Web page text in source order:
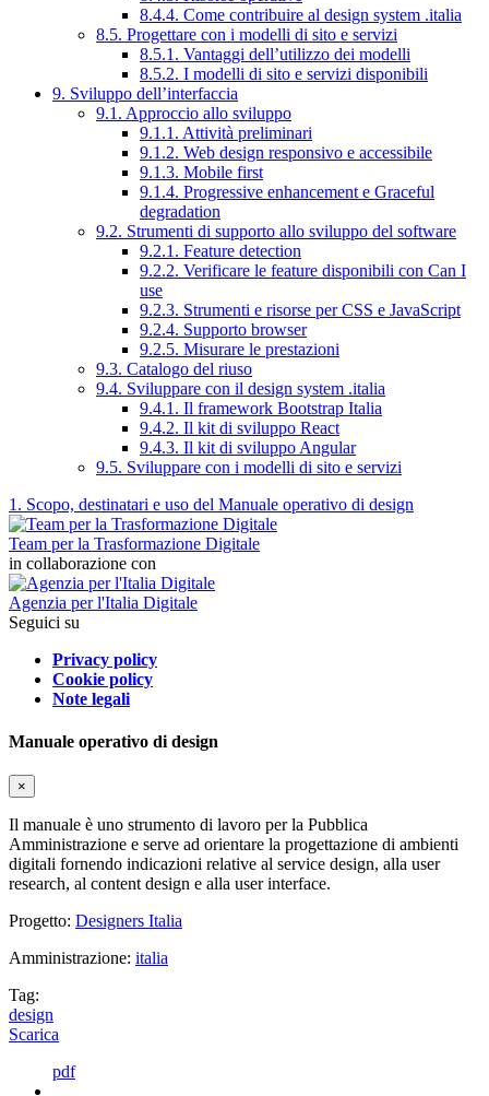
8.4.4. Come contribuire al design system .italia
8.5. Progettare con i modelli di sito e servizi
8.5.1. Vantaggi dell’utilizzo dei modelli
8.5.2. I modelli di sito e servizi disponibili
9. Sviluppo dell’interfaccia
9.1. Approccio allo sviluppo
9.1.1. Attività preliminari
9.1.2. Web design responsivo e accessibile
9.1.3. Mobile first
9.1.4. Progressive enhancement e Graceful
degradation
9.2. Strumenti di supporto allo sviluppo del software
9.2.1. Feature detection
9.2.2. Verificare le feature disponibili con Can I
use
9.2.3. Strumenti e risorse per CSS e JavaScript
9.2.4. Supporto browser
9.2.5. Misurare le prestazioni
9.3. Catalogo del riuso
9.4. Sviluppare con il design system .italia
9.4.1. Il framework Bootstrap Italia
9.4.2. Il kit di sviluppo React
9.4.3. Il kit di sviluppo Angular
9.5. Sviluppare con i modelli di sito e servizi
1. Scopo, destinatari e uso del Manuale operativo di design
Team per la Trasformazione Digitale
in collaborazione con
Agenzia per l'Italia Digitale
Seguici su
Privacy policy
Cookie policy
Note legali
Manuale operativo di design
×
Il manuale è uno strumento di lavoro per la Pubblica
Amministrazione e serve ad orientare la progettazione di ambienti
digitali fornendo indicazioni relative al service design, alla user
research, al content design e alla user interface.
Progetto: Designers Italia
Amministrazione: italia
Tag:
design
Scarica
pdf